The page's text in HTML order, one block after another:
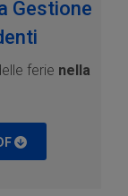
Gestione
ferie nella